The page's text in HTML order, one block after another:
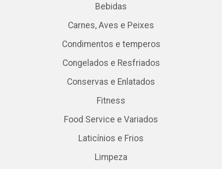
Bebidas
Carnes, Aves e Peixes
Condimentos e temperos
Congelados e Resfriados
Conservas e Enlatados
Fitness
Food Service e Variados
Laticínios e Frios
Limpeza